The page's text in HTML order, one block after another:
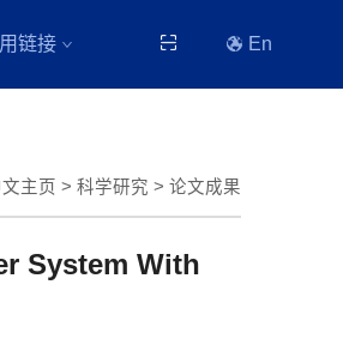
链接 En
主页 >科学研究 >论文成果
System With